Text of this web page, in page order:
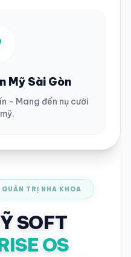
Mỹ Sài Gòn
- Mang đến nụ cười
TRỊ NHA KHOA
SOFT
OS